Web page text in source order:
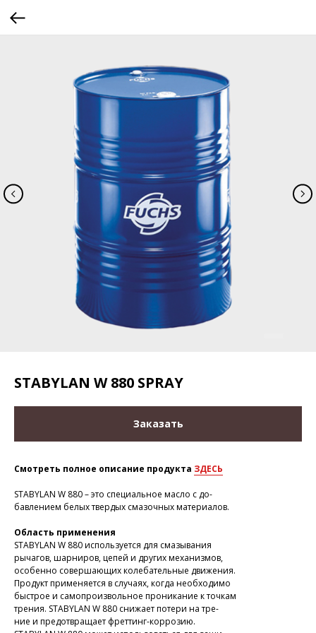
STABYLAN W 880 SPRAY
Заказать
Смотреть полное описание продукта ЗДЕСЬ
STABYLAN W 880 – это специальное масло с до-
бавлением белых твердых смазочных материалов.
Область применения
STABYLAN W 880 используется для смазывания
рычагов, шарниров, цепей и других механизмов,
особенно совершающих колебательные движения.
Продукт применяется в случаях, когда необходимо
быстрое и самопроизвольное проникание к точкам
трения. STABYLAN W 880 снижает потери на тре-
ние и предотвращает фреттинг-коррозию.